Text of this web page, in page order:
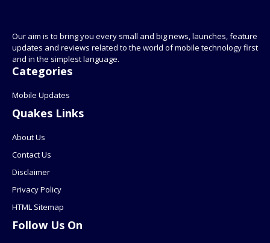
Our aim is to bring you every small and big news, launches, feature
updates and reviews related to the world of mobile technology first
and in the simplest language.
Categories
Mobile Updates
Quakes Links
About Us
Contact Us
Disclaimer
Privacy Policy
HTML Sitemap
Follow Us On